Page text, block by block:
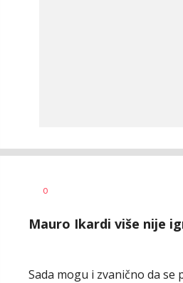
AUTOR
0
Mauro Ikardi više nije
Sada mogu i zvanično da